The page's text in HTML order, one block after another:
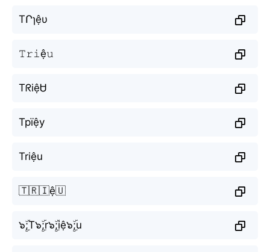
TՐɿệυ
𝚃𝚛𝚒ệ𝚞
TᖇiệᏌ
Трїệу
Triệu
🇹🇷🇮ệ🇺
๖ۣۜ;T๖ۣۜ;r๖ۣۜ;iệ๖ۣۜ;u